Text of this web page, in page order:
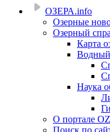
ОЗЕРА.info
Озерные
Озерный
Карта
Водный
Наука
О портале